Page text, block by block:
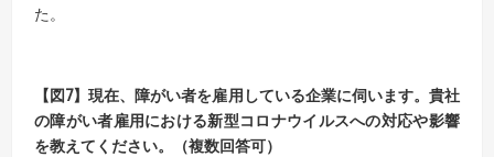
た。
【 図7】現在、障がい者を雇用している企業に伺います。 貴社
の障がい者雇用における新型コロナウイルスへの対応や影響
を教えてください。（複数回答可）